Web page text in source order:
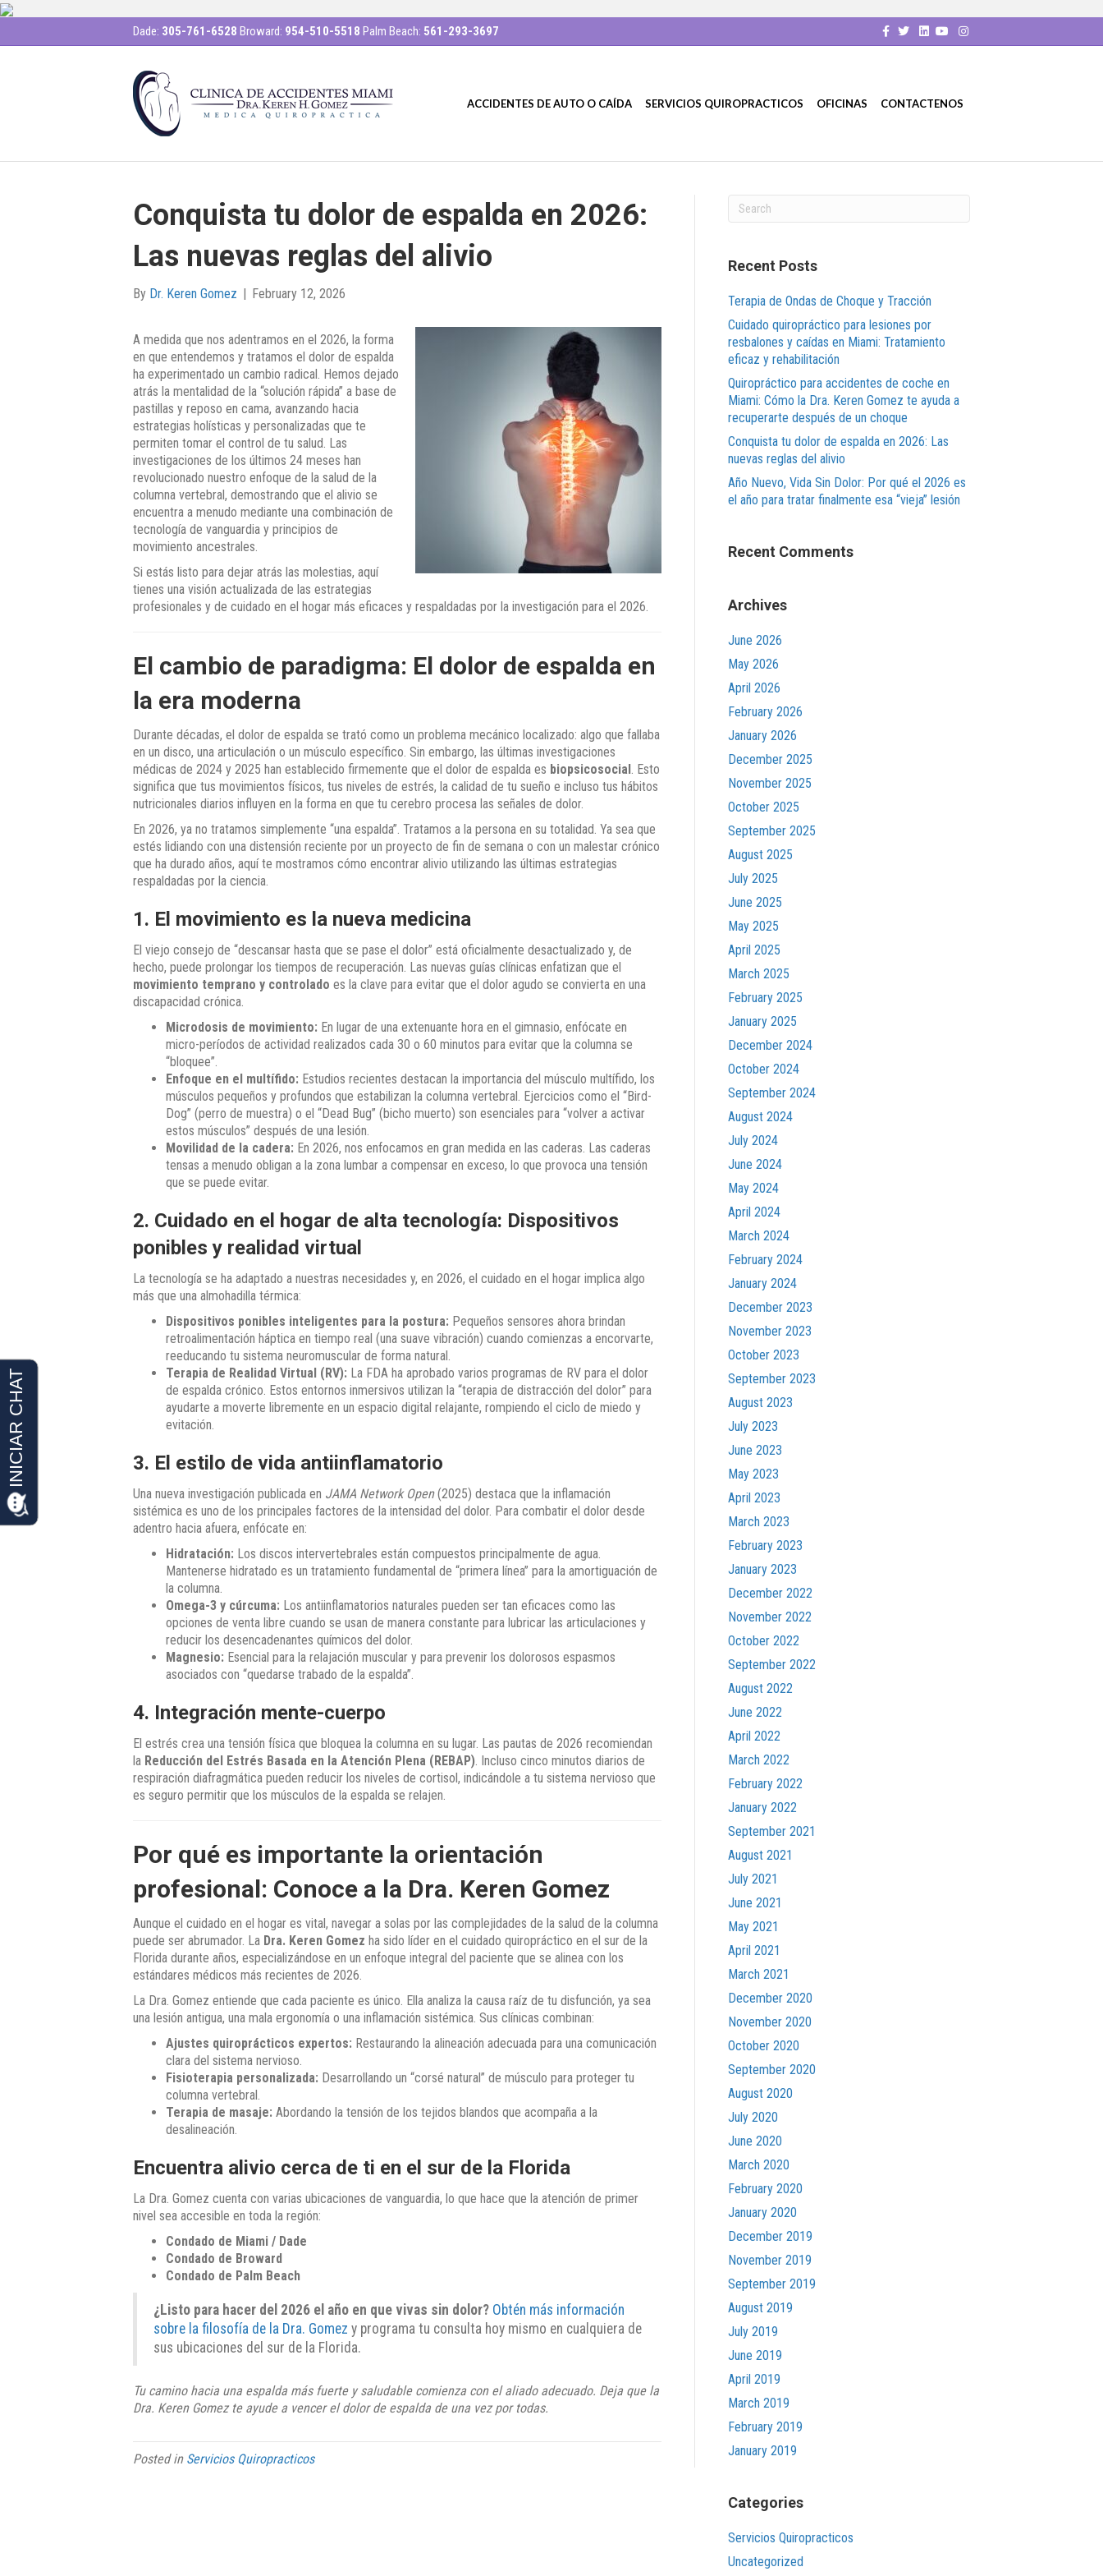
Dade: 305-761-6528 Broward: 954-510-5518 Palm Beach: 561-293-3697
c
T
i
L
n
n
Y
o
u s
a
ACCIDENTES DE AUTO O CAÍDA SERVICIOS QUIROPRACTICOS OFICINAS CONTACTENOS
Conquista tu dolor de espalda en 2026:
Las nuevas reglas del alivio
By Dr. Keren Gomez | February 12, 2026
A medida que nos adentramos en el 2026, la forma
en que entendemos y tratamos el dolor de espalda
ha experimentado un cambio radical. Hemos dejado
atrás la mentalidad de la “solución rápida” a base de
pastillas y reposo en cama, avanzando hacia
estrategias holísticas y personalizadas que te
permiten tomar el control de tu salud. Las
investigaciones de los últimos 24 meses han
revolucionado nuestro enfoque de la salud de la
columna vertebral, demostrando que el alivio se
encuentra a menudo mediante una combinación de
tecnología de vanguardia y principios de
movimiento ancestrales.
Si estás listo para dejar atrás las molestias, aquí
tienes una visión actualizada de las estrategias
profesionales y de cuidado en el hogar más eficaces y respaldadas por la investigación para el 2026.
El cambio de paradigma: El dolor de espalda en
la era moderna
Durante décadas, el dolor de espalda se trató como un problema mecánico localizado: algo que fallaba
en un disco, una articulación o un músculo específico. Sin embargo, las últimas investigaciones
médicas de 2024 y 2025 han establecido firmemente que el dolor de espalda es biopsicosocial. Esto
significa que tus movimientos físicos, tus niveles de estrés, la calidad de tu sueño e incluso tus hábitos
nutricionales diarios influyen en la forma en que tu cerebro procesa las señales de dolor.
En 2026, ya no tratamos simplemente “una espalda”. Tratamos a la persona en su totalidad. Ya sea que
estés lidiando con una distensión reciente por un proyecto de fin de semana o con un malestar crónico
que ha durado años, aquí te mostramos cómo encontrar alivio utilizando las últimas estrategias
respaldadas por la ciencia.
1. El movimiento es la nueva medicina
El viejo consejo de “descansar hasta que se pase el dolor” está oficialmente desactualizado y, de
hecho, puede prolongar los tiempos de recuperación. Las nuevas guías clínicas enfatizan que el
movimiento temprano y controlado es la clave para evitar que el dolor agudo se convierta en una
discapacidad crónica.
Microdosis de movimiento: En lugar de una extenuante hora en el gimnasio, enfócate en
micro-períodos de actividad realizados cada 30 o 60 minutos para evitar que la columna se
“bloquee”.
Enfoque en el multífido: Estudios recientes destacan la importancia del músculo multífido, los
músculos pequeños y profundos que estabilizan la columna vertebral. Ejercicios como el “Bird-
Dog” (perro de muestra) o el “Dead Bug” (bicho muerto) son esenciales para “volver a activar
estos músculos” después de una lesión.
Movilidad de la cadera: En 2026, nos enfocamos en gran medida en las caderas. Las caderas
tensas a menudo obligan a la zona lumbar a compensar en exceso, lo que provoca una tensión
que se puede evitar.
2. Cuidado en el hogar de alta tecnología: Dispositivos
ponibles y realidad virtual
La tecnología se ha adaptado a nuestras necesidades y, en 2026, el cuidado en el hogar implica algo
más que una almohadilla térmica:
Dispositivos ponibles inteligentes para la postura: Pequeños sensores ahora brindan
retroalimentación háptica en tiempo real (una suave vibración) cuando comienzas a encorvarte,
reeducando tu sistema neuromuscular de forma natural.
Terapia de Realidad Virtual (RV): La FDA ha aprobado varios programas de RV para el dolor
de espalda crónico. Estos entornos inmersivos utilizan la “terapia de distracción del dolor” para
ayudarte a moverte libremente en un espacio digital relajante, rompiendo el ciclo de miedo y
evitación.
3. El estilo de vida antiinflamatorio
Una nueva investigación publicada en JAMA Network Open(2025) destaca que la inflamación
sistémica es uno de los principales factores de la intensidad del dolor. Para combatir el dolor desde
adentro hacia afuera, enfócate en:
Hidratación: Los discos intervertebrales están compuestos principalmente de agua.
Mantenerse hidratado es un tratamiento fundamental de “primera línea” para la amortiguación de
la columna.
Omega-3 y cúrcuma: Los antiinflamatorios naturales pueden ser tan eficaces como las
opciones de venta libre cuando se usan de manera constante para lubricar las articulaciones y
reducir los desencadenantes químicos del dolor.
Magnesio: Esencial para la relajación muscular y para prevenir los dolorosos espasmos
asociados con “quedarse trabado de la espalda”.
4. Integración mente-cuerpo
El estrés crea una tensión física que bloquea la columna en su lugar. Las pautas de 2026 recomiendan
la Reducción del Estrés Basada en la Atención Plena (REBAP). Incluso cinco minutos diarios de
respiración diafragmática pueden reducir los niveles de cortisol, indicándole a tu sistema nervioso que
es seguro permitir que los músculos de la espalda se relajen.
Por qué es importante la orientación
profesional: Conoce a la Dra. Keren Gomez
Aunque el cuidado en el hogar es vital, navegar a solas por las complejidades de la salud de la columna
puede ser abrumador. La Dra. Keren Gomez ha sido líder en el cuidado quiropráctico en el sur de la
Florida durante años, especializándose en un enfoque integral del paciente que se alinea con los
estándares médicos más recientes de 2026.
La Dra. Gomez entiende que cada paciente es único. Ella analiza la causa raíz de tu disfunción, ya sea
una lesión antigua, una mala ergonomía o una inflamación sistémica. Sus clínicas combinan:
Ajustes quiroprácticos expertos: Restaurando la alineación adecuada para una comunicación
clara del sistema nervioso.
Fisioterapia personalizada: Desarrollando un “corsé natural” de músculo para proteger tu
columna vertebral.
Terapia de masaje: Abordando la tensión de los tejidos blandos que acompaña a la
desalineación.
Encuentra alivio cerca de ti en el sur de la Florida
La Dra. Gomez cuenta con varias ubicaciones de vanguardia, lo que hace que la atención de primer
nivel sea accesible en toda la región:
Condado de Miami / Dade
Condado de Broward
Condado de Palm Beach
¿Listo para hacer del 2026 el año en que vivas sin dolor? Obtén más información
sobre la filosofía de la Dra. Gomez y programa tu consulta hoy mismo en cualquiera de
sus ubicaciones del sur de la Florida.
Tu camino hacia una espalda más fuerte y saludable comienza con el aliado adecuado. Deja que la
Dra. Keren Gomez te ayude a vencer el dolor de espalda de una vez por todas.
Posted in Servicios Quiropracticos
Recent Posts
Terapia de Ondas de Choque y Tracción
Cuidado quiropráctico para lesiones por
resbalones y caídas en Miami: Tratamiento
eficaz y rehabilitación
Quiropráctico para accidentes de coche en
Miami: Cómo la Dra. Keren Gomez te ayuda a
recuperarte después de un choque
Conquista tu dolor de espalda en 2026: Las
nuevas reglas del alivio
Año Nuevo, Vida Sin Dolor: Por qué el 2026 es
el año para tratar finalmente esa “vieja” lesión
Recent Comments
Archives
June 2026
May 2026
April 2026
February 2026
January 2026
December 2025
November 2025
October 2025
September 2025
August 2025
July 2025
June 2025
May 2025
April 2025
March 2025
February 2025
January 2025
December 2024
October 2024
September 2024
August 2024
July 2024
June 2024
May 2024
April 2024
March 2024
February 2024
January 2024
December 2023
November 2023
October 2023
September 2023
August 2023
July 2023
June 2023
May 2023
April 2023
March 2023
February 2023
January 2023
December 2022
November 2022
October 2022
September 2022
August 2022
June 2022
April 2022
March 2022
February 2022
January 2022
September 2021
August 2021
July 2021
June 2021
May 2021
April 2021
March 2021
December 2020
November 2020
October 2020
September 2020
August 2020
July 2020
June 2020
March 2020
February 2020
January 2020
December 2019
November 2019
September 2019
August 2019
July 2019
June 2019
April 2019
March 2019
February 2019
January 2019
Categories
Servicios Quiropracticos
Uncategorized